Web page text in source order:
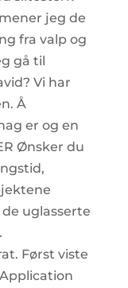
jeg de
fra valp og
gå til
Vi har
Å
er og en
Ønsker du
uglasserte
Først viste